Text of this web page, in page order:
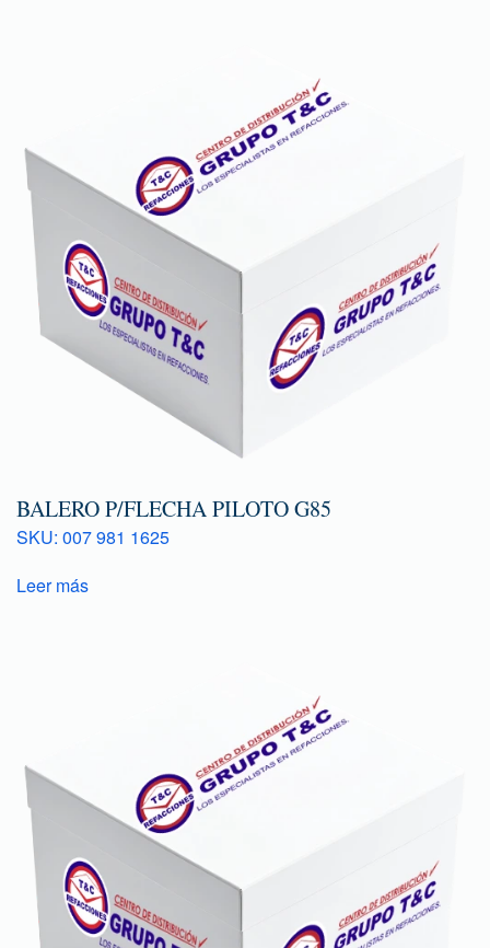
BALERO P/FLECHA PILOTO G85
SKU: 007 981 1625
Leer más